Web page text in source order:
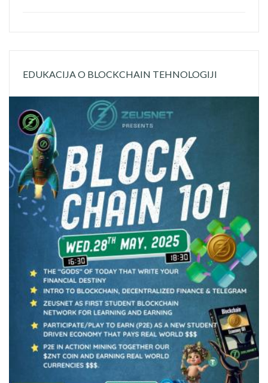
EDUKACIJA O BLOCKCHAIN TEHNOLOGIJI